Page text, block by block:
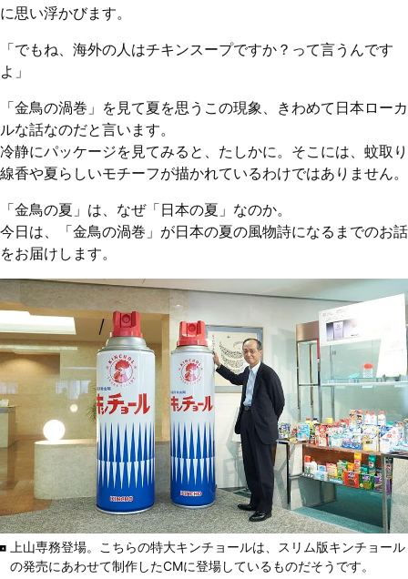
に思い浮かびます。
「でもね、海外の人はチキンスープですか？って言うんです
よ」
「金鳥の渦巻」を見て夏を思うこの現象、きわめて日本ローカ
ルな話なのだと言います。
冷静にパッケージを見てみると、たしかに。そこには、蚊取り
線香や夏らしいモチーフが描かれているわけではありません。
「金鳥の夏」は、なぜ「日本の夏」なのか。
今日は、「金鳥の渦巻」が日本の夏の風物詩になるまでのお話
をお届けします。
上山専務登場。こちらの特大キンチョールは、スリム版キンチョール
の発売にあわせて制作したCMに登場しているものだそうです。